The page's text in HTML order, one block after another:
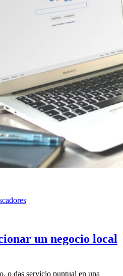
un negocio local
o das servicio puntual en una